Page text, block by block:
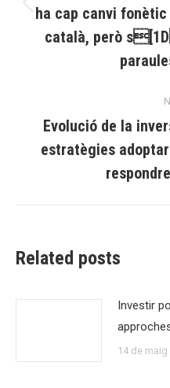
ha cap canvi
català, però
Evolució de la
estratègies
Related posts
Investir
14 de maig